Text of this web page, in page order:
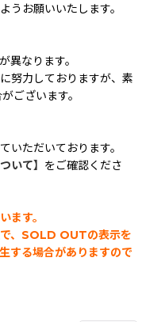
うお願いいたします。
異なります。
努力しておりますが、素
ございます。
いただいております。
いて】 をご確認くださ
ます。
、SOLD OUTの表示を
する場合がありますので